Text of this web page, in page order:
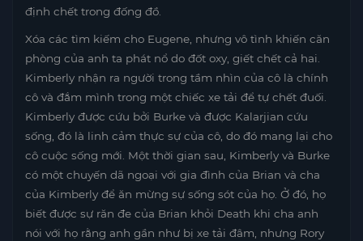
định chết trong đống đồ.
Xóa các tìm kiếm cho Eugene, nhưng vô tình khiến căn
phòng của anh ta phát nổ do đốt oxy, giết chết cả hai.
Kimberly nhận ra người trong tầm nhìn của cô là chính
cô và đắm mình trong một chiếc xe tải để tự chết đuối.
Kimberly được cứu bởi Burke và được Kalarjian cứu
sống, đó là linh cảm thực sự của cô, do đó mang lại cho
cô cuộc sống mới. Một thời gian sau, Kimberly và Burke
có một chuyến dã ngoại với gia đình của Brian và cha
của Kimberly để ăn mừng sự sống sót của họ. Ở đó, họ
biết được sự răn đe của Brian khỏi Death khi cha anh
nói với họ rằng anh gần như bị xe tải đâm, nhưng Rory